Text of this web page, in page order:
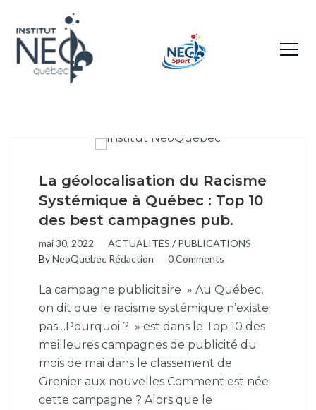
La géolocalisation du Racisme
Systémique à Québec : Top 10
des best campagnes pub.
mai 30, 2022 ACTUALITÉS /PUBLICATIONS
ByNeoQuebec Rédaction 0 Comments
La campagne publicitaire » Au Québec,
on dit que le racisme systémique n’existe
pas…Pourquoi ? » est dans le Top 10 des
meilleures campagnes de publicité du
mois de mai dans le classement de
Grenier aux nouvelles Comment est née
cette campagne ? Alors que le